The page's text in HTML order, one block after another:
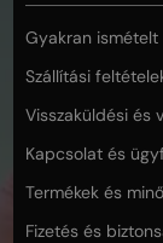
Gyakran ismételt
Szállítási
Visszaküldési és
Kapcsolat és
Termékek és
Fizetés és